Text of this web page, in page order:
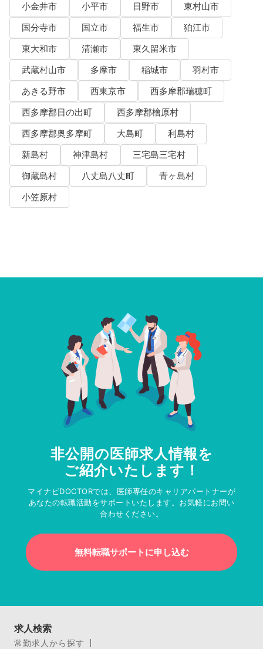
小金井市
小平市 日野市
東村山市
国分寺市
国立市 福生市
狛江市
東大和市
清瀬市
東久留米市
武蔵村山市
多摩市 稲城市
羽村市
あきる野市
西東京市
西多摩郡瑞穂町
西多摩郡日の出町
西多摩郡檜原村
西多摩郡奥多摩町
大島町
利島村
新島村
神津島村
三宅島三宅村
御蔵島村
八丈島八丈町
青ヶ島村
小笠原村
非公開の医師求人情報を
ご紹介いたします！
マイナビDOCTORでは、医師専任のキャリアパートナーが
あなたの転職活動をサポートいたします。お気軽にお問い
合わせください。
無料転職サポートに申し込む
求人検索
常勤求人から探す